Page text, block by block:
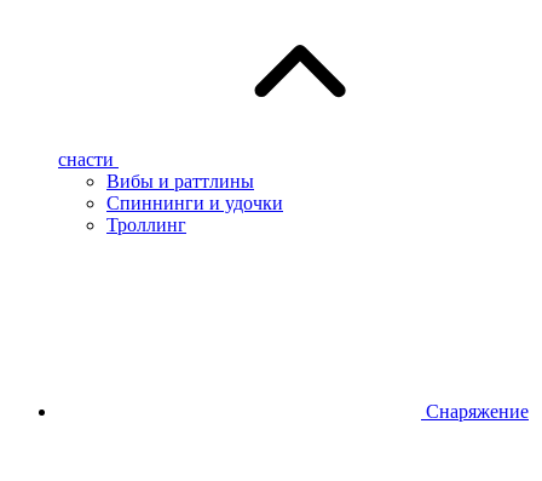
снасти
Вибы и раттлины
Спиннинги и удочки
Троллинг
Снаряжение